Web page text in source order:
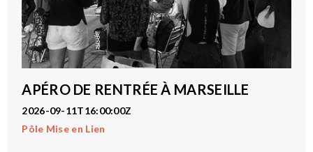
APÉRO DE RENTRÉE À MARSEILLE
2026-09-11T16:00:00Z
Pôle Mise en Lien